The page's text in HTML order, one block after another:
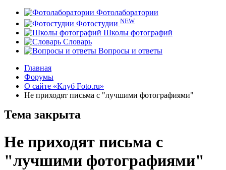
Фотолаборатории
Фотостудии NEW
Школы фотографий
Словарь
Вопросы и ответы
Главная
Форумы
О сайте «Клуб Foto.ru»
Не приходят письма с "лучшими фотографиями"
Тема закрыта
Не приходят письма с
"лучшими фотографиями"